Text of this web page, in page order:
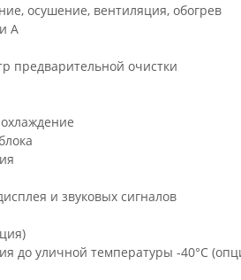
осушение, вентиляция, обогрев
А
предварительной очистки
и звуковых сигналов
до уличной температуры -40°С